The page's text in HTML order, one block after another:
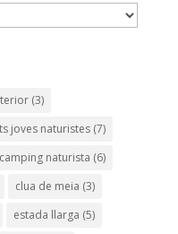
(3)
joves naturistes(7)
camping naturista (6)
clua de meia (3)
estada llarga (5)